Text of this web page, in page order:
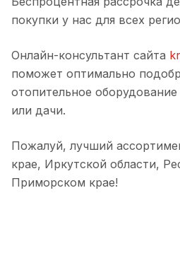
покупки у нас для всех
Онлайн-консультант сайта
поможет оптимально
отопительное
или дачи.
Пожалуй, лучший
крае, Иркутской области,
Приморском крае!